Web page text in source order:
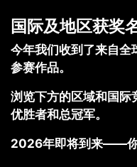
国际及地区获奖
今年我们收到了来自
参赛作品。
浏览下方的区域和国际
优胜者和总冠军。
2026年即将到来——你